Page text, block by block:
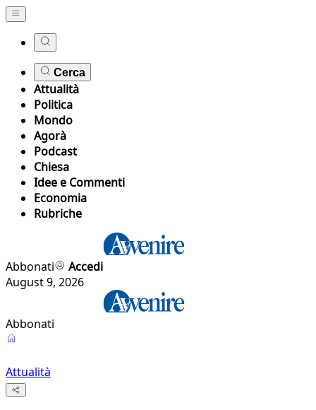
Cerca
Attualità
Politica
Mondo
Agorà
Podcast
Chiesa
Idee e Commenti
Economia
Rubriche
Abbonati
Accedi
August 9, 2026
Abbonati
Attualità